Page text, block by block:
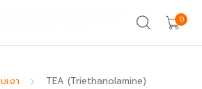
0
เงา TEA (Triethanolamine)